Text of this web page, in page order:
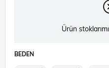
Ürün
BEDEN